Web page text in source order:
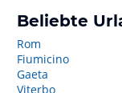
Beliebte
Rom
Fiumicino
Gaeta
Viterbo